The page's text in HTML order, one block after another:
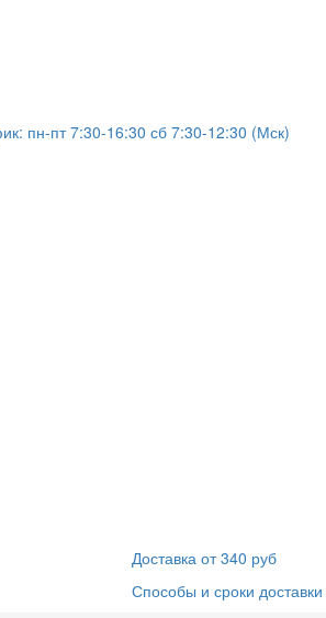
пн-пт 7:30-16:30 сб 7:30-12:30 (Мск)
Доставка от 340 руб
Способы и сроки доставки